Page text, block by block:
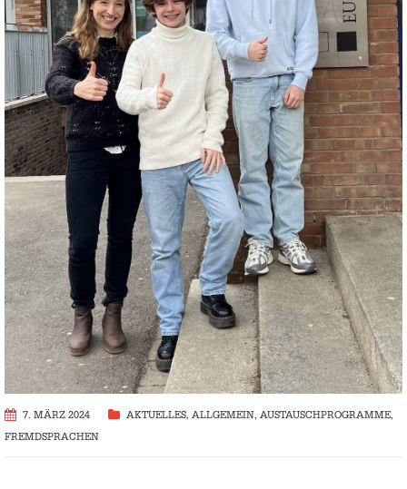
7. MÄRZ 2024 AKTUELLES, ALLGEMEIN, AUSTAUSCH­PROGRAMME,
FREMDSPRACHEN